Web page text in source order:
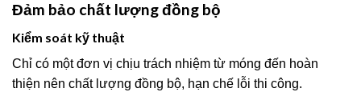
Đảm bảo chất lượng đồng bộ
Kiểm soát kỹ thuật
Chỉ có một đơn vị chịu trách nhiệm từ móng đến hoàn
thiện nên chất lượng đồng bộ, hạn chế lỗi thi công.